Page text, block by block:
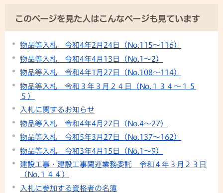
このページを見た人はこんなページも見ています
物品等入札 令和4年2月24日（No.115～116）
物品等入札 令和4年4月13日（No.1～2）
物品等入札 令和4年1月27日（No.108～114）
物品等入札 令和３年３月２４日（No.１３４～１５
５）
入札に関するお知らせ
物品等入札 令和4年4月27日（No.4～27）
物品等入札 令和5年3月27日（No.137～162）
物品等入札 令和3年4月15日（No.1～9）
建設工事・建設工事関連業務委託 令和４年３月２３日
（No.１４４）
入札に参加する資格者の名簿